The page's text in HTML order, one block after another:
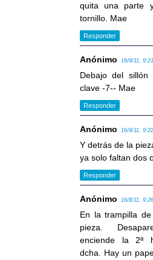
quita una parte
tornillo. Mae
Responder
Anónimo 16/8/11, 9:21
Debajo del
clave -7-- Mae
Responder
Anónimo 16/8/11, 9:22
Y detrás de la
ya solo faltan dos
Responder
Anónimo 16/8/11, 9:26
En la trampilla
pieza.
enciende la 2ª
dcha. Hay un